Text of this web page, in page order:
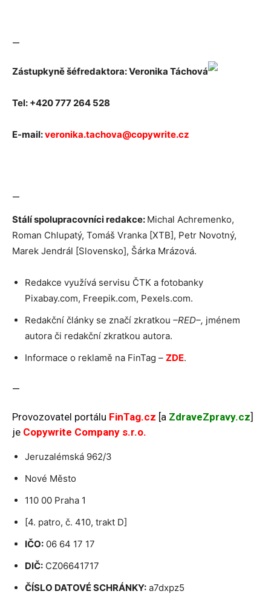
—
Zástupkyně šéfredaktora:Veronika Táchová
Tel: +420 777 264 528
E-mail:veronika.tachova@copywrite.cz
—
Stálí spolupracovníci redakce: Michal Achremenko,
Roman Chlupatý, Tomáš Vranka [XTB], Petr Novotný,
Marek Jendrál [Slovensko], Šárka Mrázová.
Redakce využívá servisu ČTK a fotobanky
Pixabay.com, Freepik.com, Pexels.com.
Redakční články se značí zkratkou –RED–, jménem
autora či redakční zkratkou autora.
Informace o reklamě na FinTag – ZDE.
—
Provozovatel portálu FinTag.cz [a ZdraveZpravy.cz]
je Copywrite Company s.r.o.
Jeruzalémská 962/3
Nové Město
110 00 Praha 1
[4. patro, č. 410, trakt D]
IČO: 06 64 17 17
DIČ: CZ06641717
ČÍSLO DATOVÉ SCHRÁNKY: a7dxpz5